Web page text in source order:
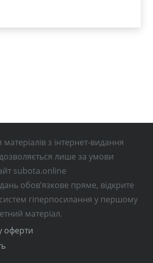
з інтернет-видання
лише за умови
subota.online
обов’язкове пряме, відкрите
гіперпосилання у першому
матеріал.
оферти